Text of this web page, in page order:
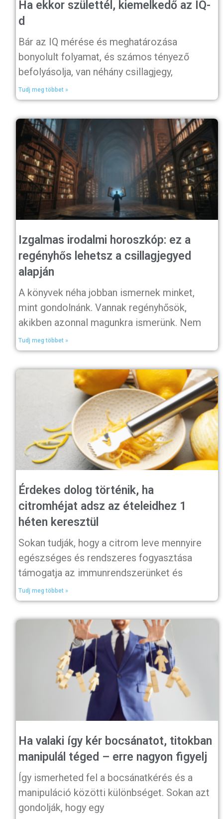
Ha ekkor születtél, kiemelkedő az IQ-
d
Bár az IQ mérése és meghatározása
bonyolult folyamat, és számos tényező
befolyásolja, van néhány csillagjegy,
Tudj meg többet »
Izgalmas irodalmi horoszkóp: ez a
regényhős lehetsz a csillagjegyed
alapján
A könyvek néha jobban ismernek minket,
mint gondolnánk. Vannak regényhősök,
akikben azonnal magunkra ismerünk. Nem
Tudj meg többet »
Érdekes dolog történik, ha
citromhéjat adsz az ételeidhez 1
héten keresztül
Sokan tudják, hogy a citrom leve mennyire
egészséges és rendszeres fogyasztása
támogatja az immunrendszerünket és
Tudj meg többet »
Ha valaki így kér bocsánatot, titokban
manipulál téged – erre nagyon figyelj
Így ismerheted fel a bocsánatkérés és a
manipuláció közötti különbséget. Sokan azt
gondolják, hogy egy